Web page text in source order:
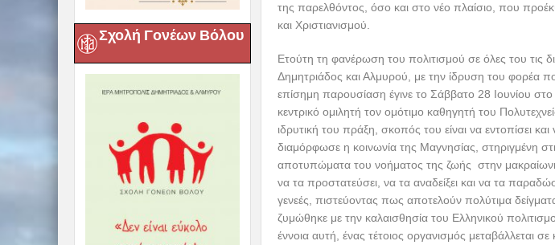
Σχολή Γονέων Βόλου
της παρελθόντος, όσο και στο νέο πλαίσιο, που
και Χριστιανισμού.
Ετούτη τη φανέρωση του πολιτισμού σε όλες του τις
Δημητριάδος και Αλμυρού, με την ίδρυση του
επίσημη παρουσίαση έγινε το Σάββατο 28 Ιουνίου
κεντρικό ομιλητή τον ομότιμο καθηγητή του
ιδρυτική του πράξη, σκοπός του είναι να εντοπίσει
διαμόρφωσε η κοινωνία της Μαγνησίας, στηριγμένη
αποτυπώματα του νοήματος της ζωής στην
να τα προστατεύσει, να τα αναδείξει και να τα
γενεές, πιστεύοντας πως αποτελούν πολύτιμα
ζυμώθηκε με την καλαισθησία του Ελληνικού
έννοια αυτή, ένας τέτοιος οργανισμός μεταβάλλεται